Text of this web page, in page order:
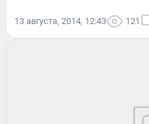
13 августа, 2014, 12:43 121